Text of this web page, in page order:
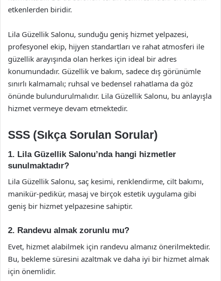
etkenlerden biridir.
Lila Güzellik Salonu, sunduğu geniş hizmet yelpazesi,
profesyonel ekip, hijyen standartları ve rahat atmosferi ile
güzellik arayışında olan herkes için ideal bir adres
konumundadır. Güzellik ve bakım, sadece dış görünümle
sınırlı kalmamalı; ruhsal ve bedensel rahatlama da göz
önünde bulundurulmalıdır. Lila Güzellik Salonu, bu anlayışla
hizmet vermeye devam etmektedir.
SSS (Sıkça Sorulan Sorular)
1. Lila Güzellik Salonu’nda hangi hizmetler
sunulmaktadır?
Lila Güzellik Salonu, saç kesimi, renklendirme, cilt bakımı,
manikür-pedikür, masaj ve birçok estetik uygulama gibi
geniş bir hizmet yelpazesine sahiptir.
2. Randevu almak zorunlu mu?
Evet, hizmet alabilmek için randevu almanız önerilmektedir.
Bu, bekleme süresini azaltmak ve daha iyi bir hizmet almak
için önemlidir.